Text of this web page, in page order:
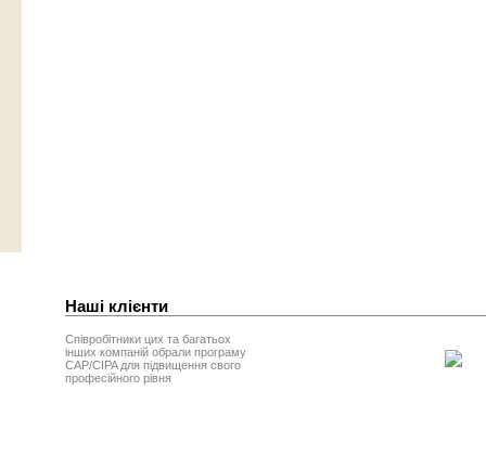
Наші клієнти
Співробітники цих та багатьох
інших компаній обрали програму
CAP/CIPA для підвищення свого
професійного рівня